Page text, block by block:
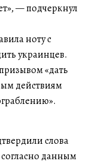
— подчеркнул
ноту с
украинцев.
«дать
действиям
слова
данным